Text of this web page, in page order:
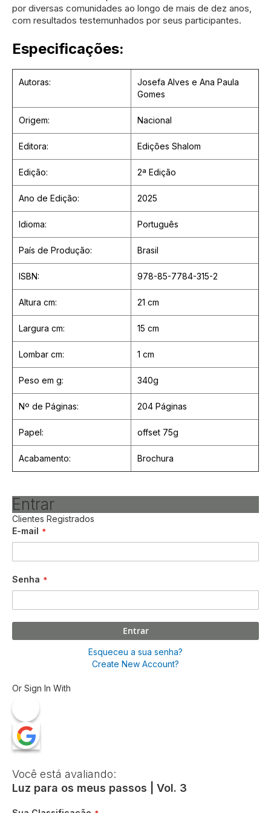
por diversas comunidades ao longo de mais de dez anos,
com resultados testemunhados por seus participantes.
Especificações:
Autoras:
Josefa Alves e Ana Paula
Gomes
Origem: Nacional
Editora: Edições Shalom
Edição: 2ª Edição
Ano de Edição: 2025
Idioma: Português
País de Produção: Brasil
ISBN: 978-85-7784-315-2
Altura cm: 21 cm
Largura cm: 15 cm
Lombar cm: 1 cm
Peso em g: 340g
Nº de Páginas: 204 Páginas
Papel: offset 75g
Acabamento: Brochura
Você está avaliando:
Luz para os meus passos | Vol. 3
Entrar
Clientes Registrados
E-mail
Senha
Entrar
Esqueceu a sua senha?
Create New Account?
Or Sign In With